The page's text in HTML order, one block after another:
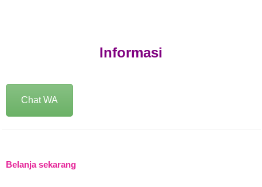
Informasi
Chat WA
Belanja sekarang